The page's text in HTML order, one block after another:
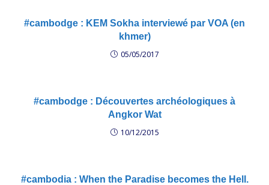
#cambodge : KEM Sokha interviewé par VOA (en
khmer)
05/05/2017
#cambodge : Découvertes archéologiques à
Angkor Wat
10/12/2015
#cambodia : When the Paradise becomes the Hell.